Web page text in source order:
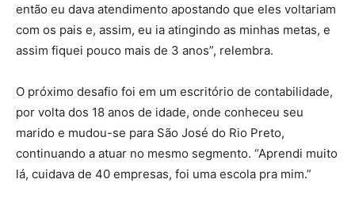
então eu dava atendimento apostando que eles voltariam
com os pais e, assim, eu ia atingindo as minhas metas, e
assim fiquei pouco mais de 3 anos”, relembra.
O próximo desafio foi em um escritório de contabilidade,
por volta dos 18 anos de idade, onde conheceu seu
marido e mudou-se para São José do Rio Preto,
continuando a atuar no mesmo segmento. “Aprendi muito
lá, cuidava de 40 empresas, foi uma escola pra mim.”